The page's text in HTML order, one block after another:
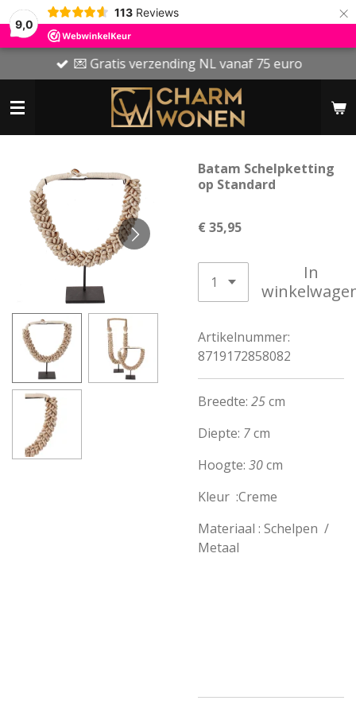
9,0
113 Reviews ×
💌 Gratis verzending NL vanaf 75 euro
Batam Schelpketting
op Standard
€ 35,95
In
Artikelnummer:
8719172858082
Breedte: 25cm
Diepte: 7cm
Hoogte: 30cm
Kleur :Creme
Materiaal : Schelpen /
Metaal